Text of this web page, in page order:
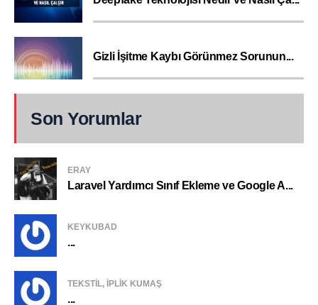
Gizli İşitme Kaybı Görünmez Sorunun...
Son Yorumlar
ERAY
Laravel Yardımcı Sınıf Ekleme ve Google A...
KEYKUBAD
...
TEKSTIL, IPLIK KUMAŞ
...